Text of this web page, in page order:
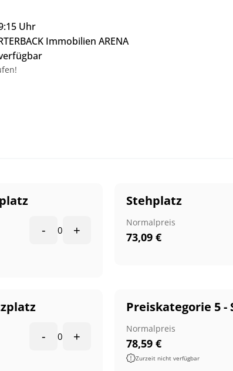
Uhr
Immobilien ARENA
- 0 +
Stehplatz
Normalpreis
73,09€
- 0 +
Preiskategorie 5 -
Normalpreis
78,59€
Zurzeit nicht verfügbar